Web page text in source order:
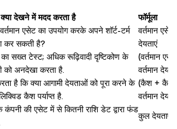
देखने में मदद करता है
फॉर्मूला
एसेट का उपयोग करके अपने शॉर्ट-टर्म
कर सकती है?
वर्तमान एसेट
देयताएं
का सख्त टेस्ट; अधिक रूढ़िवादी दृष्टिकोण के
को अनदेखा करता है.
(वर्तमान
वर्तमान
है कि क्या आगामी देयताओं को पूरा करने के
कैश पर्याप्त है.
(कैश + कैश
वर्तमान
कंपनी की एसेट में से कितनी राशि डेट द्वारा फंड
कुल देयताएं